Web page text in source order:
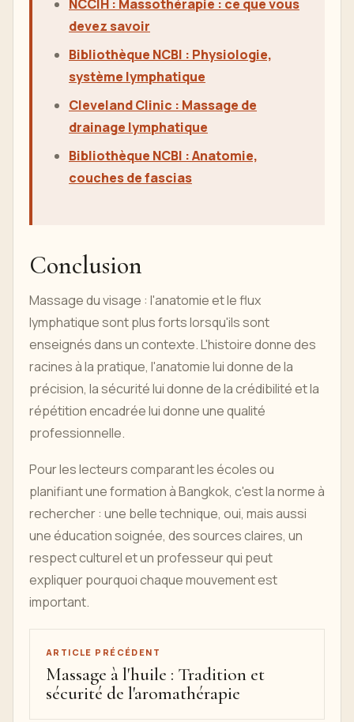
NCCIH : Massothérapie : ce que vous
devez savoir
Bibliothèque NCBI : Physiologie,
système lymphatique
Cleveland Clinic : Massage de
drainage lymphatique
Bibliothèque NCBI : Anatomie,
couches de fascias
Conclusion
Massage du visage : l'anatomie et le flux
lymphatique sont plus forts lorsqu'ils sont
enseignés dans un contexte. L'histoire donne des
racines à la pratique, l'anatomie lui donne de la
précision, la sécurité lui donne de la crédibilité et la
répétition encadrée lui donne une qualité
professionnelle.
Pour les lecteurs comparant les écoles ou
planifiant une formation à Bangkok, c'est la norme à
rechercher : une belle technique, oui, mais aussi
une éducation soignée, des sources claires, un
respect culturel et un professeur qui peut
expliquer pourquoi chaque mouvement est
important.
ARTICLE PRÉCÉDENT
Massage à l'huile : Tradition et
sécurité de l'aromathérapie